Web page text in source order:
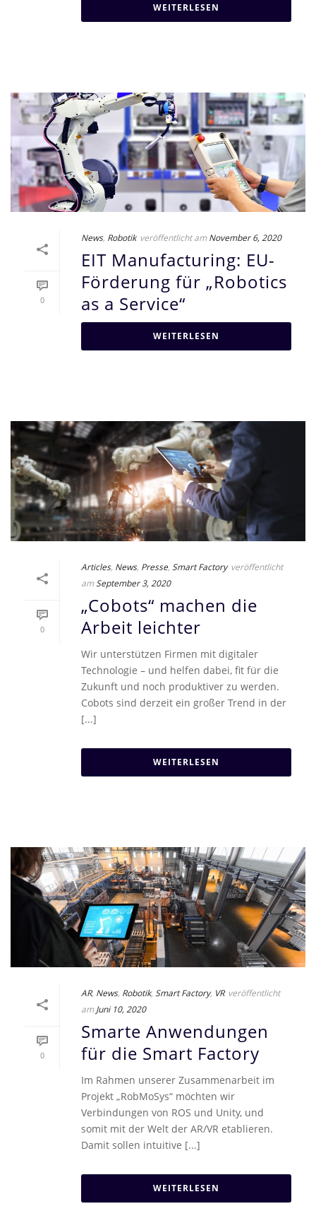
WEITERLESEN
0
News, Robotik veröffentlicht am November 6, 2020
EIT Manufacturing: EU-
Förderung für „Robotics
as a Service“
WEITERLESEN
0
Articles, News, Presse, Smart Factory veröffentlicht
amSeptember 3, 2020
„Cobots“ machen die
Arbeit leichter
Wir unterstützen Firmen mit digitaler
Technologie – und helfen dabei, fit für die
Zukunft und noch produktiver zu werden.
Cobots sind derzeit ein großer Trend in der
[...]
WEITERLESEN
0
AR, News, Robotik, Smart Factory, VR veröffentlicht
am Juni 10, 2020
Smarte Anwendungen
für die Smart Factory
Im Rahmen unserer Zusammenarbeit im
Projekt „RobMoSys“ möchten wir
Verbindungen von ROS und Unity, und
somit mit der Welt der AR/VR etablieren.
Damit sollen intuitive [...]
WEITERLESEN